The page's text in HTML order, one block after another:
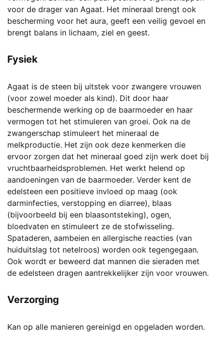
voor de drager van Agaat. Het mineraal brengt ook
bescherming voor het aura, geeft een veilig gevoel en
brengt balans in lichaam, ziel en geest.
Fysiek
Agaat is de steen bij uitstek voor zwangere vrouwen
(voor zowel moeder als kind). Dit door haar
beschermende werking op de baarmoeder en haar
vermogen tot het stimuleren van groei. Ook na de
zwangerschap stimuleert het mineraal de
melkproductie. Het zijn ook deze kenmerken die
ervoor zorgen dat het mineraal goed zijn werk doet bij
vruchtbaarheidsproblemen. Het werkt helend op
aandoeningen van de baarmoeder. Verder kent de
edelsteen een positieve invloed op maag (ook
darminfecties, verstopping en diarree), blaas
(bijvoorbeeld bij een blaasontsteking), ogen,
bloedvaten en stimuleert ze de stofwisseling.
Spataderen, aambeien en allergische reacties (van
huiduitslag tot netelroos) worden ook tegengegaan.
Ook wordt er beweerd dat mannen die sieraden met
de edelsteen dragen aantrekkelijker zijn voor vrouwen.
Verzorging
Kan op alle manieren gereinigd en opgeladen worden.